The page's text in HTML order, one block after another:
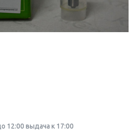
12:00 выдача к 17:00